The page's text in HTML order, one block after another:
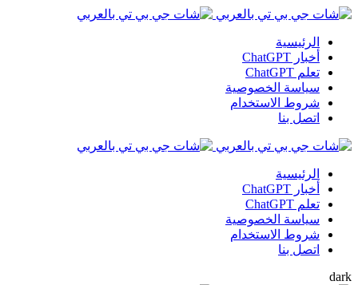
الرئيسية
أخبار ChatGPT
تعلم ChatGPT
سياسة الخصوصية
شروط الاستخدام
اتصل بنا
الرئيسية
أخبار ChatGPT
تعلم ChatGPT
سياسة الخصوصية
شروط الاستخدام
اتصل بنا
dark